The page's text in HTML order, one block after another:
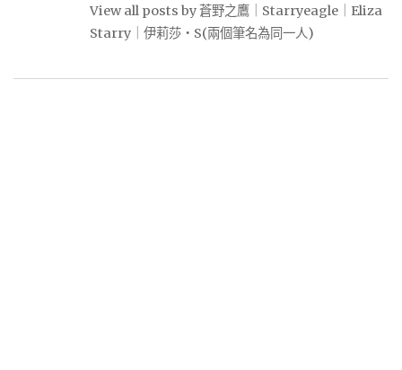
View all posts by 蒼野之鷹｜Starryeagle｜Eliza
Starry｜伊莉莎・S(兩個筆名為同一人)